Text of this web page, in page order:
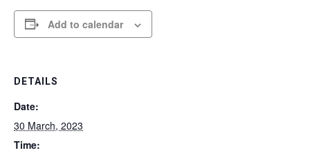
Add to calendar
DETAILS
Date:
30 March, 2023
Time: